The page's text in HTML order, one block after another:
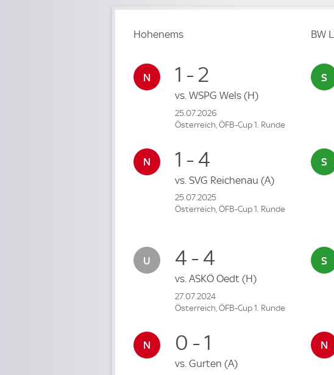
Hohenems
1 - 2
vs. WSPG Wels (H)
25.07.2026
Österreich, ÖFB-Cup 1. Runde
1 - 4
vs. SVG Reichenau (A)
25.07.2025
Österreich, ÖFB-Cup 1. Runde
4 - 4
vs. ASKÖ Oedt (H)
27.07.2024
Österreich, ÖFB-Cup 1. Runde
0 - 1
vs. Gurten (A)
BW